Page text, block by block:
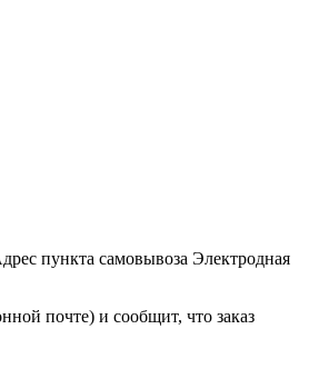
пункта самовывоза Электродная
почте) и сообщит, что заказ